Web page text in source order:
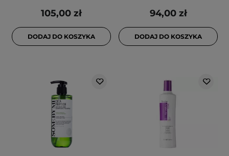
105,00 zł
DODAJ DO KOSZYKA
94,00 zł
DODAJ DO KOSZYKA